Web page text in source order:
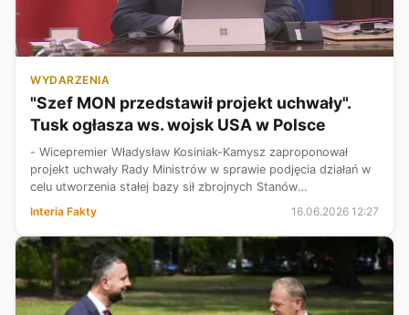
WYDARZENIA
"Szef MON przedstawił projekt uchwały".
Tusk ogłasza ws. wojsk USA w Polsce
- Wicepremier Władysław Kosiniak-Kamysz zaproponował
projekt uchwały Rady Ministrów w sprawie podjęcia działań w
celu utworzenia stałej bazy sił zbrojnych Stanów
Przypomnijmy, Donald Trump zadeklarow...
Interia Fakty 16.06.2026 12:27